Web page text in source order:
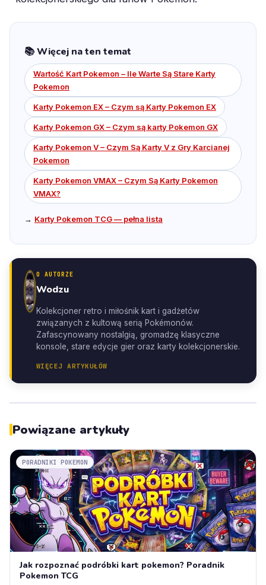
📚 Więcej na ten temat
Wartość Kart Pokemon – Ile Warte Są Stare Karty
Pokemon
Karty Pokemon EX – Czym są Karty Pokemon EX
Karty Pokemon GX – Czym są karty Pokemon GX
Karty Pokemon V – Czym Są Karty V z Gry Karcianej
Pokemon
Karty Pokemon VMAX – Czym Są Karty Pokemon
VMAX?
→ Karty Pokemon TCG — pełna lista
O AUTORZE
Wodzu
Kolekcjoner retro i miłośnik kart i gadżetów
związanych z kultową serią Pokémonów.
Zafascynowany nostalgią, gromadzę klasyczne
konsole, stare edycje gier oraz karty kolekcjonerskie.
WIĘCEJ ARTYKUŁÓW
Powiązane artykuły
PORADNIKI POKEMON
Jak rozpoznać podróbki kart pokemon? Poradnik
Pokemon TCG